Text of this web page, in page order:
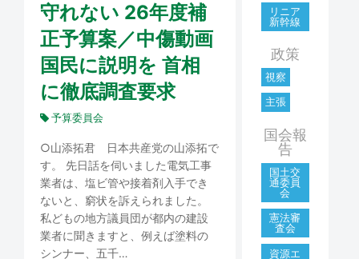
守れない 26年度補
正予算案／中傷動画
国民に説明を 首相
に徹底調査要求
予算委員会
○山添拓君 日本共産党の山添拓で
す。 先日話を伺いました電気工事
業者は、塩ビ管や接着剤入手でき
ないと、窮状を訴えられました。
私どもの地方議員団が都内の建設
業者に聞きますと、例えば塗料の
シンナー、五千…
リニア
新幹線
政策
視察
主張
国会報
告
国土交
通委員
会
憲法審
査会
資源エ